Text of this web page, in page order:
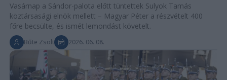
Vasárnap a Sándor-palota előtt tüntettek Sulyok Tamás
köztársasági elnök mellett – Magyar Péter a részvételt 400
főre becsülte, és ismét lemondást követelt.
Bűte Zsolt 2026. 06. 08.